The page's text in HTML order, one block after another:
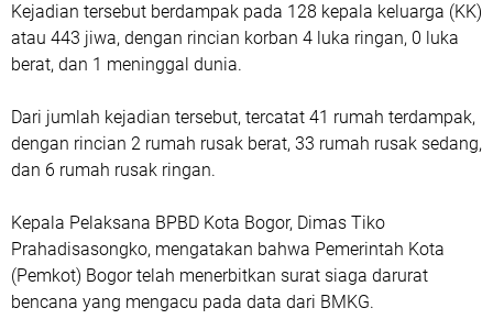
Kejadian tersebut berdampak pada 128 kepala keluarga (KK)
atau 443 jiwa, dengan rincian korban 4 luka ringan, 0 luka
berat, dan 1 meninggal dunia.
Dari jumlah kejadian tersebut, tercatat 41 rumah terdampak,
dengan rincian 2 rumah rusak berat, 33 rumah rusak sedang,
dan 6 rumah rusak ringan.
Kepala Pelaksana BPBD Kota Bogor, Dimas Tiko
Prahadisasongko, mengatakan bahwa Pemerintah Kota
(Pemkot) Bogor telah menerbitkan surat siaga darurat
bencana yang mengacu pada data dari BMKG.